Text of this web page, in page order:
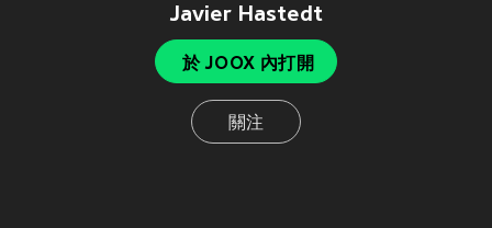
Javier Hastedt
於 JOOX 內打開
關注